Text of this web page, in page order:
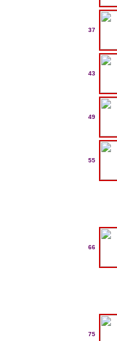
37
43
49
55
66
75